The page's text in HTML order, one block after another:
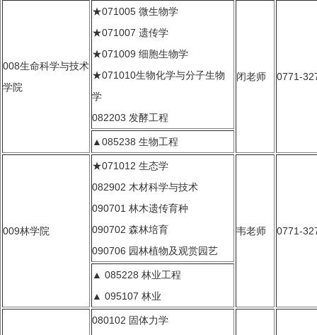
008生命科学与技术
学院
★071005 微生物学
★071007 遗传学
★071009 细胞生物学
★071010生物化学与分子生物
学
082203 发酵工程
闭老师 0771-32
▲085238 生物工程
009林学院
★071012 生态学
082902 木材科学与技术
090701 林木遗传育种
090702 森林培育
090706 园林植物及观赏园艺
韦老师 0771-
▲ 085228 林业工程
▲ 095107 林业
080102 固体力学